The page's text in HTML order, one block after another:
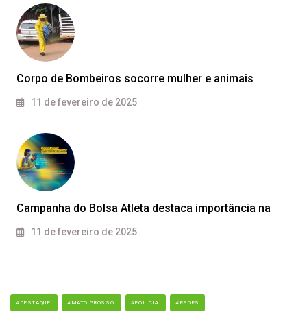
Corpo de Bombeiros socorre mulher e animais
11 de fevereiro de 2025
Campanha do Bolsa Atleta destaca importância na
11 de fevereiro de 2025
#DESTAQUE #MATO GROSSO #POLÍCIA #REDES